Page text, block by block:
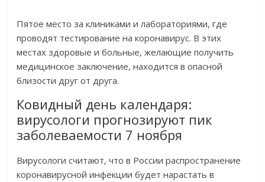
Пятое место за клиниками и лабораториями, где
проводят тестирование на коронавирус. В этих
местах здоровые и больные, желающие получить
медицинское заключение, находится в опасной
близости друг от друга.
Ковидный день календаря:
вирусологи прогнозируют пик
заболеваемости 7 ноября
Вирусологи считают, что в России распространение
коронавирусной инфекции будет нарастать в